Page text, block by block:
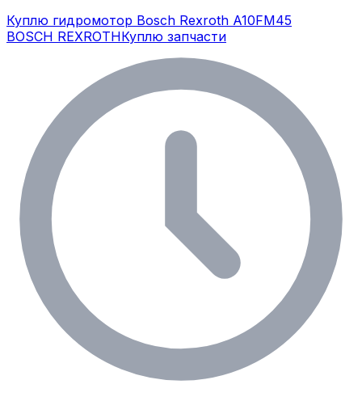
Куплю гидромотор Bosch Rexroth A10FM45
BOSCH REXROTHКуплю запчасти